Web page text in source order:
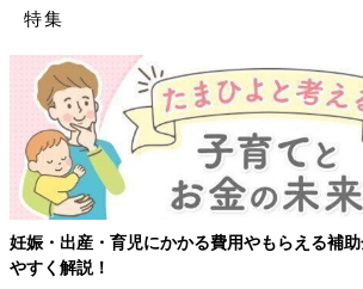
ますか。
半谷 アンケートに回答してくださった保護
は、平常時の大人のメンタルヘルスと比較
す。第1回アンケートは、最初の緊急事態宣
に取ったのでとくに悪かったのですが、世
だ時期に採ったアンケートでも、保護者の
したままでした。
――新型コロナの感染が始まってから今に至
ルヘルスが上向くことはなかったということ
特集
妊娠・出産・育児にかかる費用やもらえる補
やすく解説！